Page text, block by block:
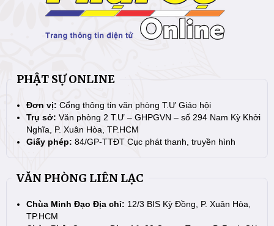
PHẬT SỰ ONLINE
Đơn vị: Cổng thông tin văn phòng T.Ư Giáo hội
Trụ sở: Văn phòng 2 T.Ư – GHPGVN – số 294 Nam Kỳ Khởi
Nghĩa, P. Xuân Hòa, TP.HCM
Giấy phép: 84/GP-TTĐT Cục phát thanh, truyền hình
VĂN PHÒNG LIÊN LẠC
Chùa Minh Đạo Địa chỉ: 12/3 BIS Kỳ Đồng, P. Xuân Hòa,
TP.HCM